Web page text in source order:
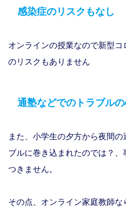
感染症のリスクもなし
オンラインの授業なので新型
のリスクもありません
通塾などでのトラブル
また、小学生の夕方から夜間
ブルに巻き込まれたのでは？
つきません。
その点、オンライン家庭教師